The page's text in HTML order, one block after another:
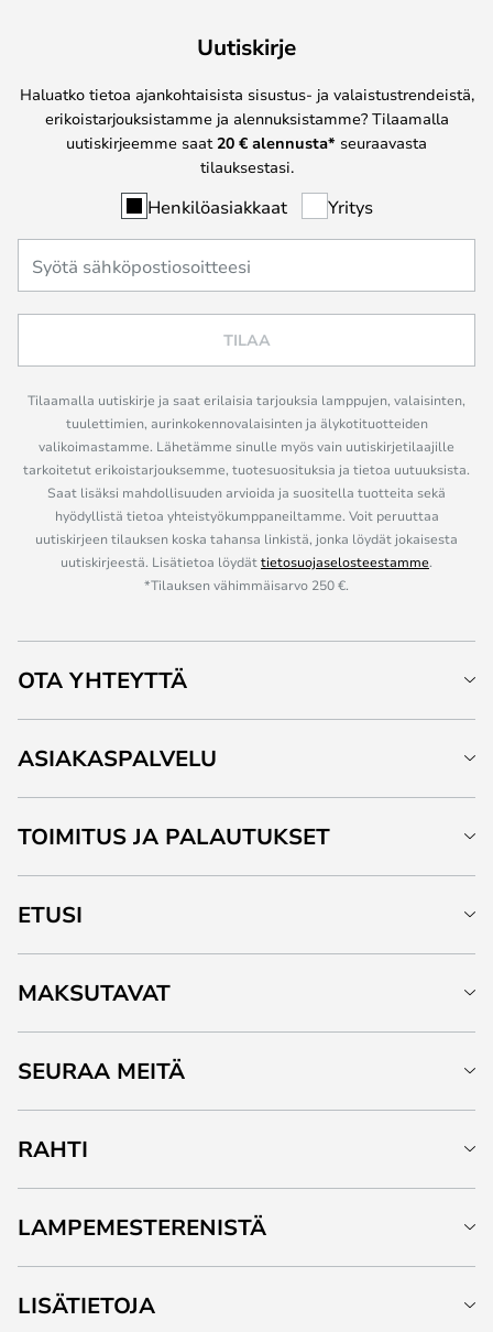
Uutiskirje
Haluatko tietoa ajankohtaisista sisustus- ja valaistustrendeistä,
erikoistarjouksistamme ja alennuksistamme? Tilaamalla
uutiskirjeemme saat 20 € alennusta* seuraavasta
tilauksestasi.
Henkilöasiakkaat Yritys
TILAA
Tilaamalla uutiskirje ja saat erilaisia tarjouksia lamppujen, valaisinten,
tuulettimien, aurinkokennovalaisinten ja älykotituotteiden
valikoimastamme. Lähetämme sinulle myös vain uutiskirjetilaajille
tarkoitetut erikoistarjouksemme, tuotesuosituksia ja tietoa uutuuksista.
Saat lisäksi mahdollisuuden arvioida ja suositella tuotteita sekä
hyödyllistä tietoa yhteistyökumppaneiltamme. Voit peruuttaa
uutiskirjeen tilauksen koska tahansa linkistä, jonka löydät jokaisesta
uutiskirjeestä. Lisätietoa löydättietosuojaselosteestamme.
*Tilauksen vähimmäisarvo 250 €.
OTA YHTEYTTÄ
ASIAKASPALVELU
TOIMITUS JA PALAUTUKSET
ETUSI
MAKSUTAVAT
SEURAA MEITÄ
RAHTI
LAMPEMESTERENISTÄ
LISÄTIETOJA